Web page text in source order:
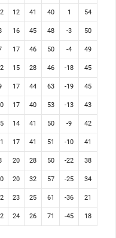
12 41 40 1 54
16 45 48 -3 50
17 46 50 -4 49
15 28 46 -18 45
17 44 63 -19 45
17 40 53 -13 43
14 41 50 -9 42
17 41 51 -10 41
20 28 50 -22 38
20 32 57 -25 34
23 25 61 -36 21
24 26 71 -45 18